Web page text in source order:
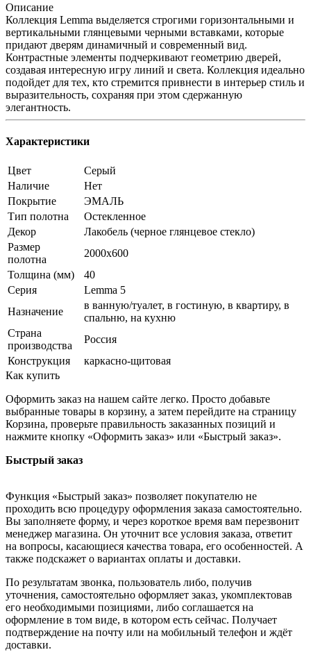
Описание
Коллекция Lemma выделяется строгими горизонтальными и
вертикальными глянцевыми черными вставками, которые
придают дверям динамичный и современный вид.
Контрастные элементы подчеркивают геометрию дверей,
создавая интересную игру линий и света. Коллекция идеально
подойдет для тех, кто стремится привнести в интерьер стиль и
выразительность, сохраняя при этом сдержанную
элегантность.
Характеристики
Цвет
Серый
Наличие
Нет
Покрытие
ЭМАЛЬ
Тип полотна
Остекленное
Декор
Лакобель (черное глянцевое стекло)
Размер
полотна
2000x600
Толщина (мм)
40
Серия
Lemma 5
Назначение
в ванную/туалет, в гостиную, в квартиру, в
спальню, на кухню
Страна
производства
Россия
Конструкция
каркасно-щитовая
Как купить
Оформить заказ на нашем сайте легко. Просто добавьте
выбранные товары в корзину, а затем перейдите на страницу
Корзина, проверьте правильность заказанных позиций и
нажмите кнопку «Оформить заказ» или «Быстрый заказ».
Быстрый заказ
Функция «Быстрый заказ» позволяет покупателю не
проходить всю процедуру оформления заказа самостоятельно.
Вы заполняете форму, и через короткое время вам перезвонит
менеджер магазина. Он уточнит все условия заказа, ответит
на вопросы, касающиеся качества товара, его особенностей. А
также подскажет о вариантах оплаты и доставки.
По результатам звонка, пользователь либо, получив
уточнения, самостоятельно оформляет заказ, укомплектовав
его необходимыми позициями, либо соглашается на
оформление в том виде, в котором есть сейчас. Получает
подтверждение на почту или на мобильный телефон и ждёт
доставки.